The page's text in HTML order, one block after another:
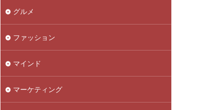
グルメ
ファッション
マインド
マーケティング